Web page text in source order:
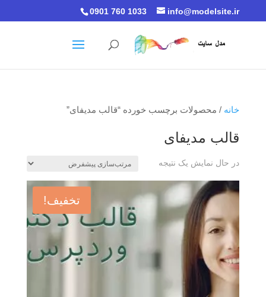
0901 760 1033 info@modelsite.ir
خانه / محصولات برچسب خورده “قالب مدیفای”
قالب مدیفای
در حال نمایش یک نتیجه
تخفیف!